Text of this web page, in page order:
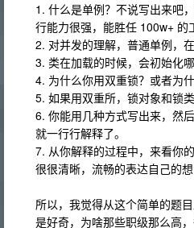
1. 什么是单例？不说写出来吧
行能力很强，能胜任 100w+ 的
2. 对并发的理解，普通单例，
3. 类在加载的时候，会初始化哪
4. 为什么你用双重锁？或者为
5. 如果用双重所，锁对象和锁
6. 你能用几种方式写出来，然
就一行行解释了。
7. 从你解释的过程中，来看你
很很清晰，流畅的表达自己的想
所以，我觉得从这个简单的题
是好奇，为啥那些职级那么高